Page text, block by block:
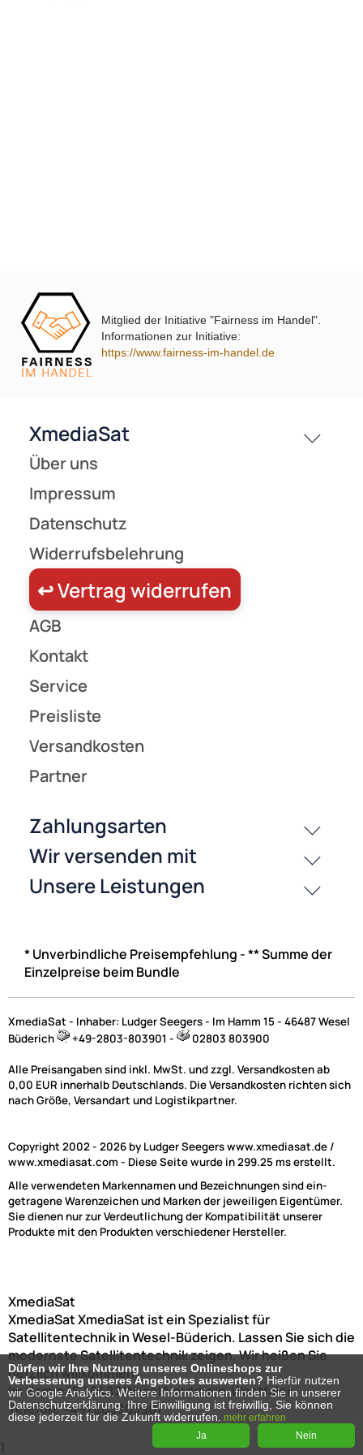
Mitglied der Initiative "Fairness im Handel".
Informationen zur Initiative:
https://www.fairness-im-handel.de
AGB
Kontakt
Service
Preisliste
Versandkosten
Zahlungsarten
Unsere Leistungen
* Unverbindliche Preisempfehlung - ** Summe der
Einzelpreise beim Bundle
XmediaSat - Inhaber: Ludger Seegers - Im Hamm 15 - 46487 Wesel
Büderich
+49-2803-803901 - 02803 803900
Alle Preisangaben sind inkl. MwSt. und zzgl. Versandkosten ab
0,00 EUR innerhalb Deutschlands. Die Versandkosten richten sich
nach Größe, Versandart und Logistikpartner.
Copyright 2002 - 2026 by Ludger Seegers www.xmediasat.de /
www.xmediasat.com - Diese Seite wurde in 299.25 ms erstellt.
Alle verwendeten Markennamen und Bezeichnungen sind ein-
getragene Warenzeichen und Marken der jeweiligen Eigentümer.
Sie dienen nur zur Verdeutlichung der Kompatibilität unserer
Produkte mit den Produkten verschiedener Hersteller.
XmediaSat
XmediaSatXmediaSat ist ein Spezialist für
Satellitentechnik in Wesel-Büderich. Lassen Sie sich die
modernste Satellitentechnik zeigen. Wir heißen Sie
herzlich willkommen!
Im Hamm 1546487Wesel Nordrhein-Westfalen
Telefon:+492803803901
Dürfen wir Ihre Nutzung unseres Onlineshops zur
Verbesserung unseres Angebotes auswerten? Hierfür nutzen
wir Google Analytics. Weitere Informationen finden Sie in unserer
Datenschutzerklärung. Ihre Einwilligung ist freiwillig, Sie können
diese jederzeit für die Zukunft widerrufen.
mehr erfahren
Nein
Ja
1